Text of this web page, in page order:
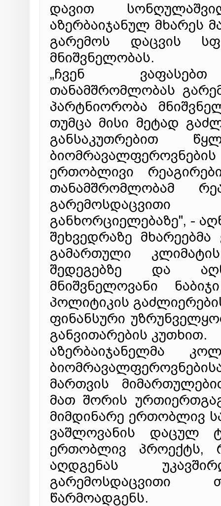
დავით
აზერბაიჯანულ მხარეს
გარემოს დაცვის
მნიშვნელობას.
„ჩვენ ვაფასებთ
თანამშრომლობას
პარტნიორობა
თუმცა მისი მეტად
განსაკუთრებით
ერთობლივი
თანამშრომლობამ
განხორციელებაზე", -
შეხვედრაზე
გამართული
შედეგებზე და
მნიშვნელოვანი
პოლიტიკის
ფინანსური
განვითარების კუთხით.
აზერბაიჯანელმა
მართვის
მათ შორის
მიმდინარე ერთობლივ
ვაშლოვანის დაცულ
ერთობლივ პროექტს,
აღდგენას
გარემოსდაცვითი
წარმოადგენს.